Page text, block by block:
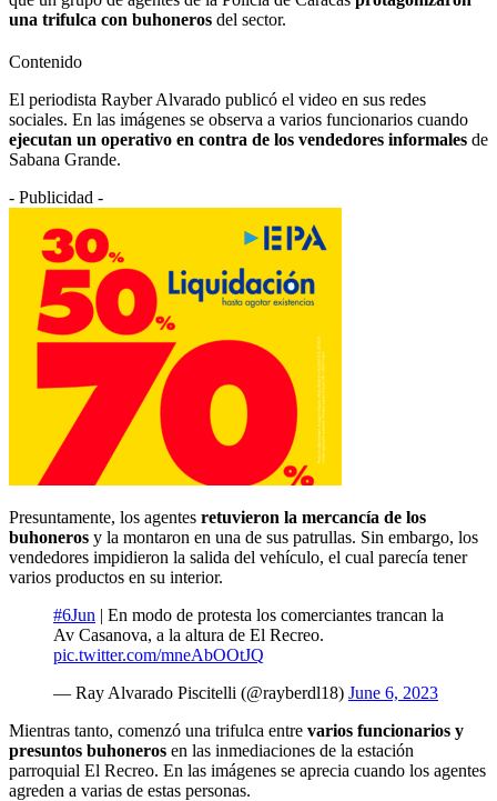
una trifulca con buhoneros del sector.
Contenido
El periodista Rayber Alvarado publicó el video en sus redes
sociales. En las imágenes se observa a varios funcionarios cuando
ejecutan un operativo en contra de los vendedores informales de
Sabana Grande.
- Publicidad -
Presuntamente, los agentes retuvieron la mercancía de los
buhoneros y la montaron en una de sus patrullas. Sin embargo, los
vendedores impidieron la salida del vehículo, el cual parecía tener
varios productos en su interior.
#6Jun | En modo de protesta los comerciantes trancan la
Av Casanova, a la altura de El Recreo.
pic.twitter.com/mneAbOOtJQ
— Ray Alvarado Piscitelli (@rayberdl18) June 6, 2023
Mientras tanto, comenzó una trifulca entre varios funcionarios y
presuntos buhoneros en las inmediaciones de la estación
parroquial El Recreo. En las imágenes se aprecia cuando los agentes
agreden a varias de estas personas.